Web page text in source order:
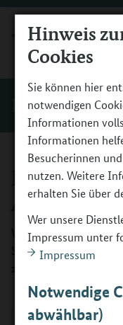
Hinweis
Cookies
Sie können hier
notwendigen
Informationen
Informationen
Besucherinnen
nutzen. Weitere
erhalten Sie über
Wer unsere
Impressum unter
Impressum
Notwendige
abwählbar)
Programm
Was ist bei der
Sie Informationen zu